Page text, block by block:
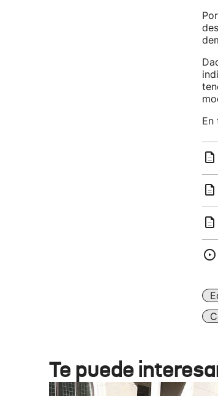
En
Te puede